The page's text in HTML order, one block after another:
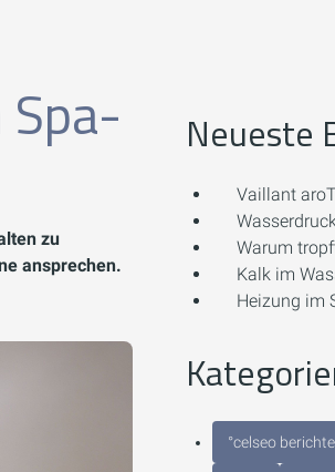
zu
ansprechen.
Neueste
Vaillant
Warum
Kalk im
Heizung im
°celseo